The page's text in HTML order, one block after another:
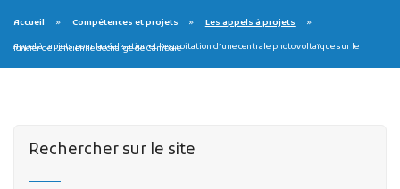
Publicité des actes
Accueil Compétences et projets Les appels à projets
Appel à projets pour la réalisation et l’exploitation d’une centrale photovoltaïque sur le foncier de l’ancienne décharge de Cambaie
Rechercher sur le site